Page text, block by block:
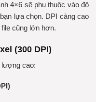
4×6 sẽ phụ thuộc vào độ
lựa chọn. DPI càng cao
cũng lớn hơn.
(300 DPI)
lượng cao: